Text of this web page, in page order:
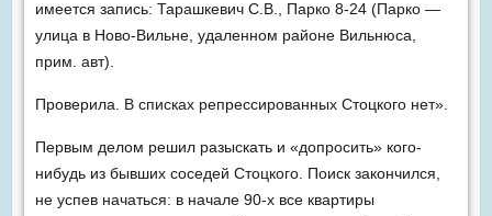
имеется запись: Тарашкевич С.В., Парко 8-24 (Парко —
улица в Ново-Вильне, удаленном районе Вильнюса,
прим. авт).
Проверила. В списках репрессированных Стоцкого нет».
Первым делом решил разыскать и «допросить» кого-
нибудь из бывших соседей Стоцкого. Поиск закончился,
не успев начаться: в начале 90-х все квартиры